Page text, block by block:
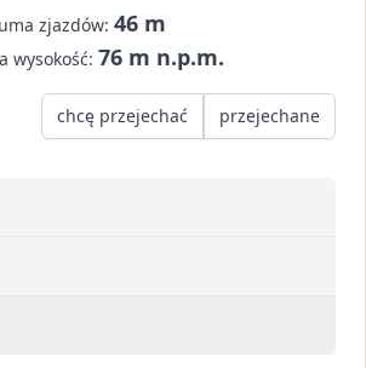
zjazdów: 46 m
wysokość: 76 m n.p.m.
chcę przejechać przejechane